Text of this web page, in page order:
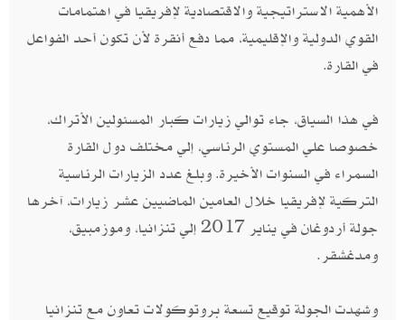
الأهمية الاستراتيجية والاقتصادية لإفريقيا في اهتمامات
القوي الدولية والإقليمية،‮ ‬مما دفع أنقرة لأن تكون أحد الفواعل
في القارة‮.‬
‬خصوصا علي المستوي الرئاسي، إلي مختلف دول القارة
السمراء في السنوات الأخيرة‮. ‬وبلغ‮ ‬عدد الزيارات الرئاسية
التركية لإفريقيا خلال العامين الماضيين عشر زيارات، آخرها
‬ومدغشقر‮.‬
وشهدت الجولة توقيع تسعة بروتوكولات تعاون مع تنزانيا